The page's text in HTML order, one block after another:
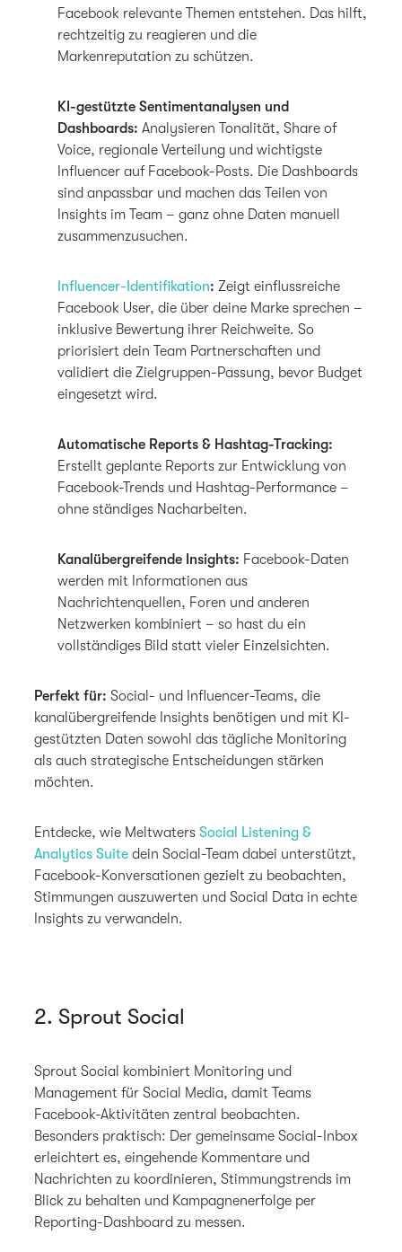
Facebook relevante Themen entstehen. Das hilft,
rechtzeitig zu reagieren und die
Markenreputation zu schützen.
KI-gestützte Sentimentanalysen und
Dashboards: Analysieren Tonalität, Share of
Voice, regionale Verteilung und wichtigste
Influencer auf Facebook-Posts. Die Dashboards
sind anpassbar und machen das Teilen von
Insights im Team – ganz ohne Daten manuell
zusammenzusuchen.
Influencer-Identifikation: Zeigt einflussreiche
Facebook User, die über deine Marke sprechen –
inklusive Bewertung ihrer Reichweite. So
priorisiert dein Team Partnerschaften und
validiert die Zielgruppen-Passung, bevor Budget
eingesetzt wird.
Automatische Reports & Hashtag-Tracking:
Erstellt geplante Reports zur Entwicklung von
Facebook-Trends und Hashtag-Performance –
ohne ständiges Nacharbeiten.
Kanalübergreifende Insights: Facebook-Daten
werden mit Informationen aus
Nachrichtenquellen, Foren und anderen
Netzwerken kombiniert – so hast du ein
vollständiges Bild statt vieler Einzelsichten.
Perfekt für: Social- und Influencer-Teams, die
kanalübergreifende Insights benötigen und mit KI-
gestützten Daten sowohl das tägliche Monitoring
als auch strategische Entscheidungen stärken
möchten.
Entdecke, wie MeltwatersSocial Listening &
Analytics Suite dein Social-Team dabei unterstützt,
Facebook-Konversationen gezielt zu beobachten,
Stimmungen auszuwerten und Social Data in echte
Insights zu verwandeln.
2. Sprout Social
Sprout Social kombiniert Monitoring und
Management für Social Media, damit Teams
Facebook-Aktivitäten zentral beobachten.
Besonders praktisch: Der gemeinsame Social-Inbox
erleichtert es, eingehende Kommentare und
Nachrichten zu koordinieren, Stimmungstrends im
Blick zu behalten und Kampagnenerfolge per
Reporting-Dashboard zu messen.